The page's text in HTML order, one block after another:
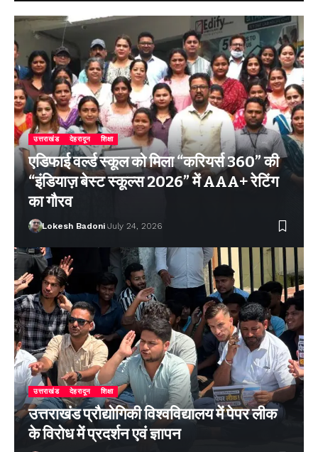
उत्तराखंड देहरादून शिक्षा
एडिफाई वर्ल्ड स्कूल को मिला “करियर्स 360” की
“इंडियाज़ बेस्ट स्कूल्स 2026” में AAA+ रेटिंग
का गौरव
Lokesh Badoni July 24, 2026
उत्तराखंड देहरादून शिक्षा
उत्तराखंड प्रौद्योगिकी विश्वविद्यालय में पेपर लीक
के विरोध में प्रदर्शन एवं ज्ञापन